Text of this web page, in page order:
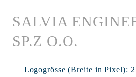
SALVIA
SP.Z O.O.
Logogrösse (Breite in Pixel):